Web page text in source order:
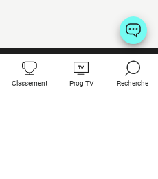
Classement Prog TV Recherche